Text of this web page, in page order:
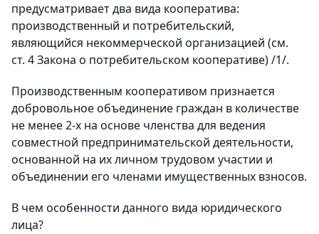
предусматривает два вида кооператива:
производственный и потребительский,
являющийся некоммерческой организацией (см.
ст. 4 Закона о потребительском кооперативе) /1/.
Производственным кооперативом признается
добровольное объединение граждан в количестве
не менее 2-х на основе членства для ведения
совместной предпринимательской деятельности,
основанной на их личном трудовом участии и
объединении его членами имущественных взносов.
В чем особенности данного вида юридического
лица?